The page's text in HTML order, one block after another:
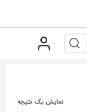
نمایش یک نتیجه